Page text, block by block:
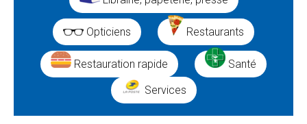
Opticiens Restaurants
Restauration rapide
Santé
Services